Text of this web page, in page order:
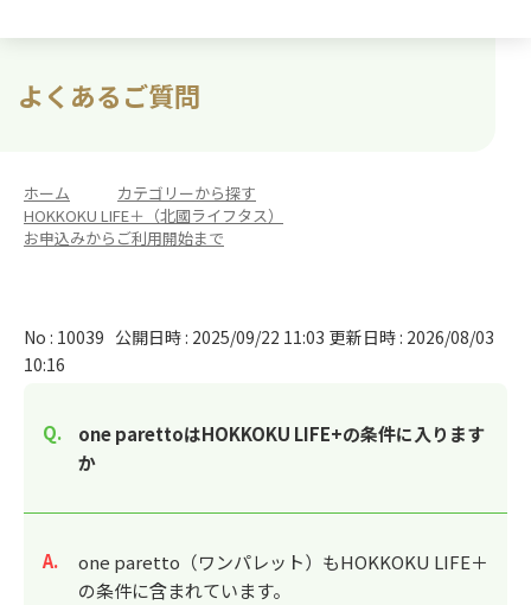
よくあるご質問
ホーム カテゴリーから探す
HOKKOKU LIFE＋（北國ライフタス）
お申込みからご利用開始まで
No : 10039 公開日時 : 2025/09/22 11:03 更新日時 : 2026/08/03
10:16
one parettoはHOKKOKU LIFE+の条件に入ります
か
回答
one paretto（ワンパレット）もHOKKOKU LIFE＋
の条件に含まれています。